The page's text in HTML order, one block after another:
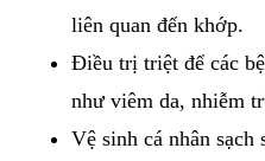
liên quan đến khớp.
Điều trị triệt để các
như viêm da, nhiễm
Vệ sinh cá nhân